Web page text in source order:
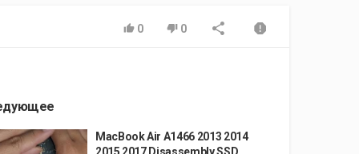
0 0
MacBook Air A1466 2013 2014